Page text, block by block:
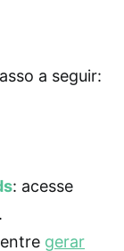
a seguir:
: acesse
gerar